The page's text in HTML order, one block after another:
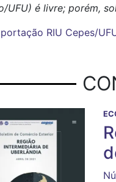
UFU) é livre; porém,
RIU Cepes/